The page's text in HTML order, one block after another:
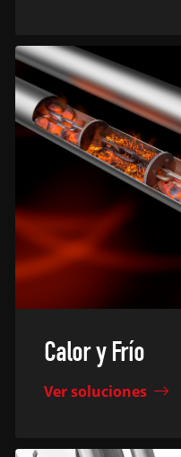
Calor y Frío
Ver soluciones